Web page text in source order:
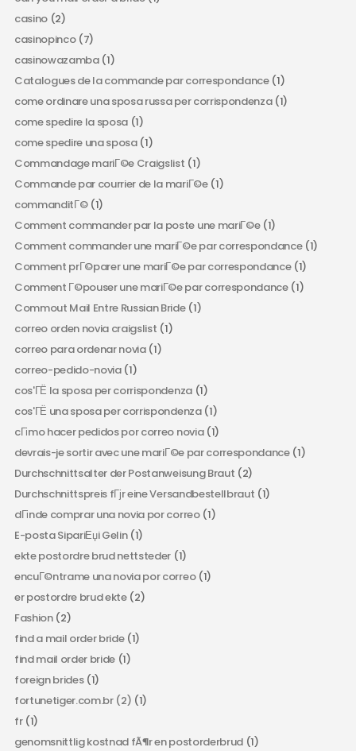
casino(2)
casinopinco(7)
casinowazamba(1)
Catalogues de la commande par correspondance(1)
come ordinare una sposa russa per corrispondenza(1)
come spedire la sposa (1)
come spedire una sposa(1)
Commandage mariГ©e Craigslist (1)
Commande par courrier de la mariГ©e(1)
commanditГ©(1)
Comment commander par la poste une mariГ©e(1)
Comment commander une mariГ©e par correspondance(1)
Comment prГ©parer une mariГ©e par correspondance(1)
Comment Г©pouser une mariГ©e par correspondance(1)
Commout Mail Entre Russian Bride(1)
correo orden novia craigslist (1)
correo para ordenar novia(1)
correo-pedido-novia(1)
cos'ГЁ la sposa per corrispondenza(1)
cos'ГЁ una sposa per corrispondenza(1)
cГіmo hacer pedidos por correo novia(1)
devrais-je sortir avec une mariГ©e par correspondance(1)
Durchschnittsalter der Postanweisung Braut (2)
Durchschnittspreis fГјr eine Versandbestellbraut (1)
dГіnde comprar una novia por correo(1)
E-posta SipariЕџi Gelin(1)
ekte postordre brud nettsteder (1)
encuГ©ntrame una novia por correo(1)
er postordre brud ekte(2)
Fashion(2)
find a mail order bride(1)
find mail order bride (1)
foreign brides(1)
fortunetiger.com.br (2) (1)
fr(1)
genomsnittlig kostnad fÃ¶r en postorderbrud(1)